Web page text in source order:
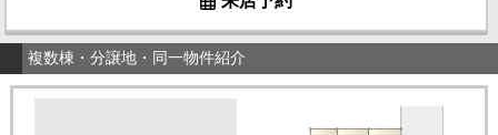
複数棟・分譲地・同一物件紹介